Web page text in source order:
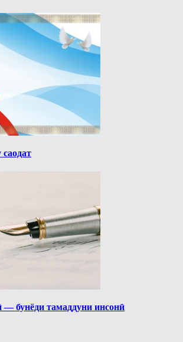
— бунёди тамаддуни инсонӣ